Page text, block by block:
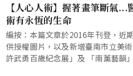
【人心人術】握著畫筆斷氣
術有永恆的生命
編按：本篇文章於2016年刊登，近
供授權圖片，以及新增臺南市立美
許武勇百歲紀念展」及 「南薰藝韻